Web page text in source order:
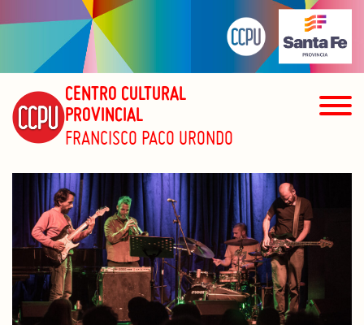
CENTRO CULTURAL
PROVINCIAL
FRANCISCO PACO URONDO